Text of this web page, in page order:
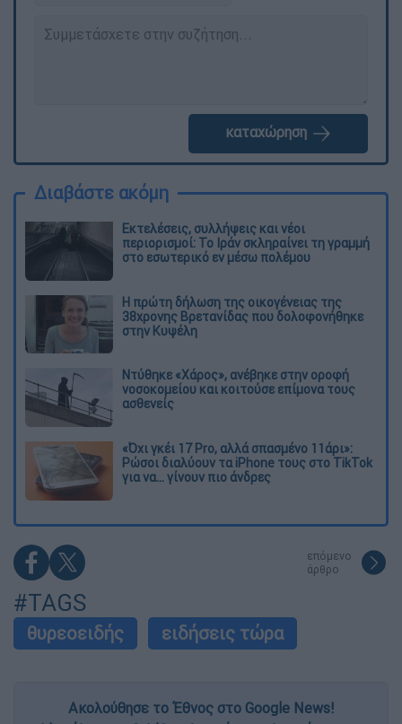
καταχώρηση
Διαβάστε ακόμη
Εκτελέσεις, συλλήψεις και νέοι
περιορισμοί: Το Ιράν σκληραίνει τη γραμμή
στο εσωτερικό εν μέσω πολέμου
Η πρώτη δήλωση της οικογένειας της
38χρονης Βρετανίδας που δολοφονήθηκε
στην Κυψέλη
Ντύθηκε «Χάρος», ανέβηκε στην οροφή
νοσοκομείου και κοιτούσε επίμονα τους
ασθενείς
«Όχι γκέι 17 Pro, αλλά σπασμένο 11άρι»:
Ρώσοι διαλύουν τα iPhone τους στο TikTok
για να... γίνουν πιο άνδρες
επόμενο
άρθρο
#TAGS
θυρεοειδής ειδήσεις τώρα
Ακολούθησε το Έθνος στο Google News!